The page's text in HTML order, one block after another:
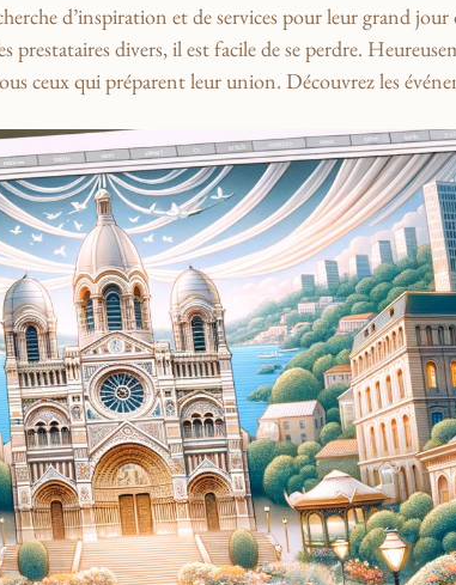
d’inspiration et de ‌services⁢ pour leur grand
divers, il est facile de se perdre.
‍ceux qui ‍préparent leur​ union. Découvrez les